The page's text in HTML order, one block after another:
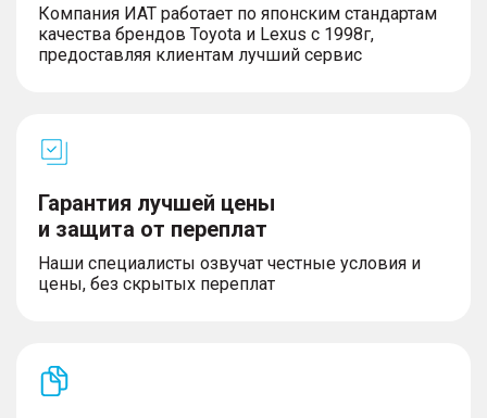
Компания ИАТ работает по японским стандартам
качества брендов Toyota и Lexus с 1998г,
предоставляя клиентам лучший сервис
Гарантия лучшей цены
и защита от переплат
Наши специалисты озвучат честные условия и
цены, без скрытых переплат